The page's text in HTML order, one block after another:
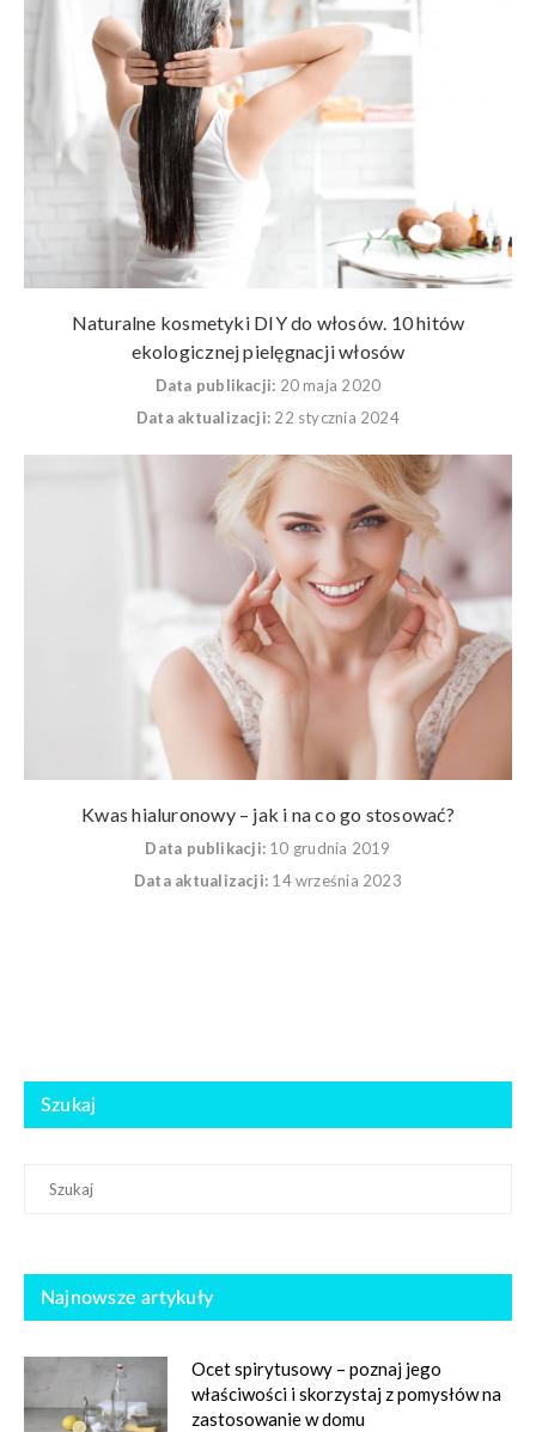
Naturalne kosmetyki DIY do włosów. 10 hitów
ekologicznej pielęgnacji włosów
Data publikacji: 20 maja 2020
Data aktualizacji: 22 stycznia 2024
Kwas hialuronowy – jak i na co go stosować?
Data publikacji: 10 grudnia 2019
Data aktualizacji: 14 września 2023
Szukaj
Najnowsze artykuły
Ocet spirytusowy – poznaj jego
właściwości i skorzystaj z pomysłów na
zastosowanie w domu